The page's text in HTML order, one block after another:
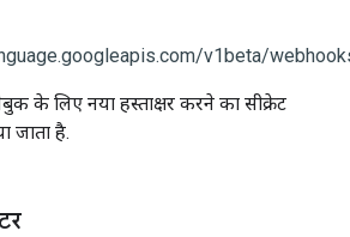
v1beta/
के लिए नया हस्ताक्षर करने का सीक्रेट
जाता है.